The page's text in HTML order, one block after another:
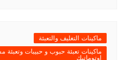
ماكينات التغليف والتعبئة
ماكينات تعبئة حبوب و حبيبات
اوتوماتيك